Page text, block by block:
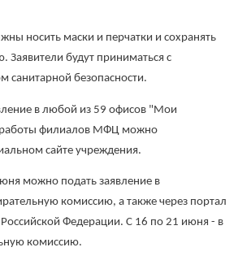
носить маски и перчатки и сохранять
Заявители будут приниматься с
санитарной безопасности.
в любой из 59 офисов "Мои
филиалов МФЦ можно
сайте учреждения.
можно подать заявление в
комиссию, а также через портал
Российской Федерации. С 16 по 21 июня - в
комиссию.